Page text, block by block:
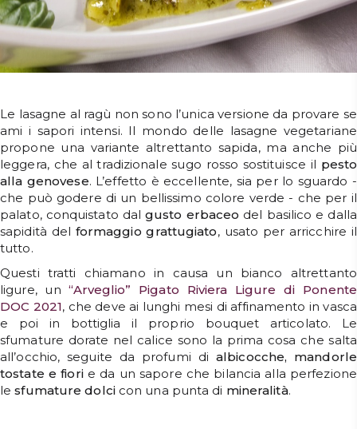
Le lasagne al ragù non sono l’unica versione da provare se
ami i sapori intensi. Il mondo delle lasagne vegetariane
propone una variante altrettanto sapida, ma anche più
leggera, che al tradizionale sugo rosso sostituisce il pesto
alla genovese. L’effetto è eccellente, sia per lo sguardo -
che può godere di un bellissimo colore verde - che per il
palato, conquistato dalgusto erbaceo del basilico e dalla
sapidità del formaggio grattugiato, usato per arricchire il
tutto.
Questi tratti chiamano in causa un bianco altrettanto
ligure, un“Arveglio” Pigato Riviera Ligure di Ponente
DOC 2021, che deve ai lunghi mesi di affinamento in vasca
e poi in bottiglia il proprio bouquet articolato. Le
sfumature dorate nel calice sono la prima cosa che salta
all’occhio, seguite da profumi dialbicocche, mandorle
tostate e fiorie da un sapore che bilancia alla perfezione
lesfumature dolcicon una punta di mineralità.